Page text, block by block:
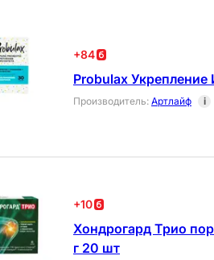
+84
Probulax
Производитель: Артлайф i
+10
Хондрогард Трио
г 20 шт